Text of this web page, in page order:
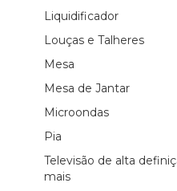
Liquidificador
Louças e Talheres
Mesa
Mesa de Jantar
Microondas
Pia
Televisão de alta
mais